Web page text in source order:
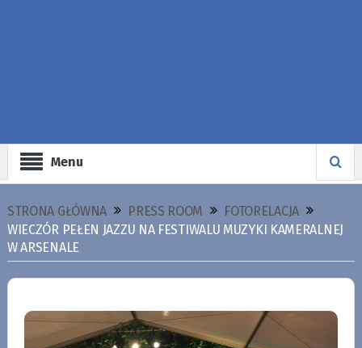
Menu
STRONA GŁÓWNA PRESS ROOM
FOTORELACJA
WIECZÓR PEŁEN JAZZU NA FESTIWALU MUZYKI KAMERALNEJ
W ARSENALE